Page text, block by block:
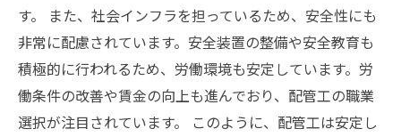
す。 また、社会インフラを担っているため、安全性にも
非常に配慮されています。安全装置の整備や安全教育も
積極的に行われるため、労働環境も安定しています。労
働条件の改善や賃金の向上も進んでおり、配管工の職業
選択が注目されています。 このように、配管工は安定し